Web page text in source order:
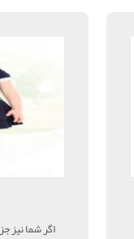
اگر شما نیز